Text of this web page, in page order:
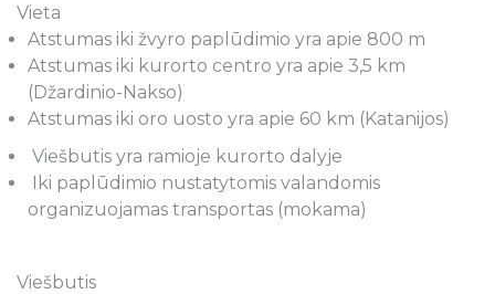
Vieta
Atstumas iki žvyro paplūdimio yra apie 800 m
Atstumas iki kurorto centro yra apie 3,5 km
(Džardinio-Nakso)
Atstumas iki oro uosto yra apie 60 km (Katanijos)
Viešbutis yra ramioje kurorto dalyje
Iki paplūdimio nustatytomis valandomis
organizuojamas transportas (mokama)
Viešbutis